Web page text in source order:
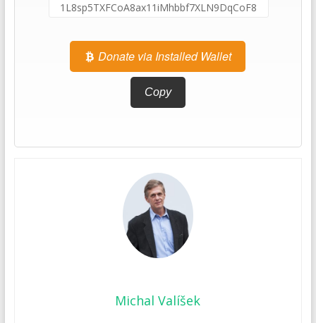
Donate via Installed Wallet
Copy
Michal Valíšek